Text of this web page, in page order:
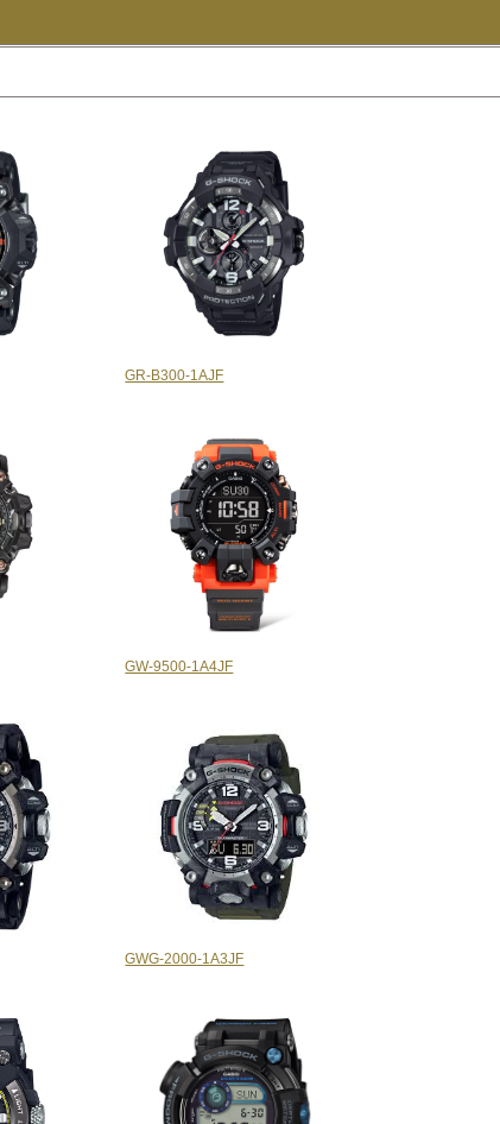
GR-B300-1AJF
GW-9500-1A4JF
GWG-2000-1A3JF